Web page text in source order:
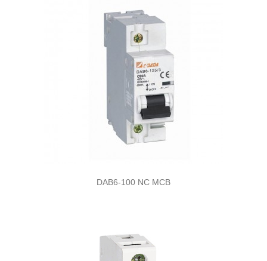
DAB6-100 NC MCB